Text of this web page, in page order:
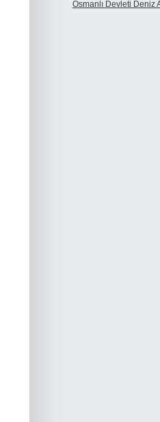
Osmanlı Devleti Deniz